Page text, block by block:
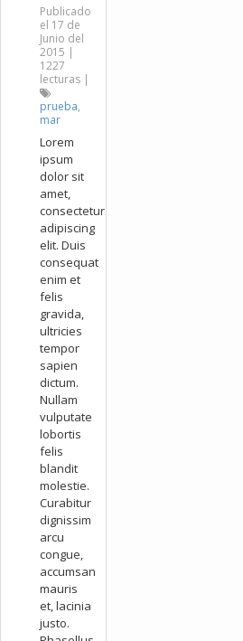
Publicado
el 17 de
Junio del
2015 |
1227
lecturas |
prueba,
mar
Lorem
ipsum
dolor sit
amet,
consectetur
adipiscing
elit. Duis
consequat
enim et
felis
gravida,
ultricies
tempor
sapien
dictum.
Nullam
vulputate
lobortis
felis
blandit
molestie.
Curabitur
dignissim
arcu
congue,
accumsan
mauris
et, lacinia
justo.